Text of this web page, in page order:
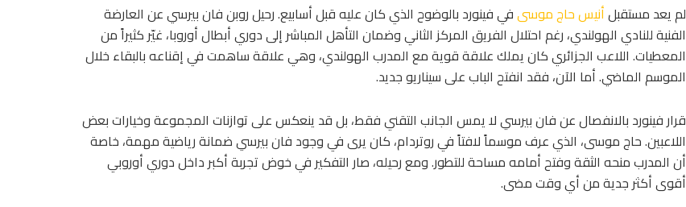
لم يعد مستقبلأنيس حاج موسىفي فينورد بالوضوح الذي كان عليه قبل أسابيع. رحيل روبن فان بيرسي عن العارضة
الفنية للنادي الهولندي، رغم احتلال الفريق المركز الثاني وضمان التأهل المباشر إلى دوري أبطال أوروبا، غيّر كثيراً من
المعطيات. اللاعب الجزائري كان يملك علاقة قوية مع المدرب الهولندي، وهي علاقة ساهمت في إقناعه بالبقاء خلال
الموسم الماضي. أما الآن، فقد انفتح الباب على سيناريو جديد.
قرار فينورد بالانفصال عن فان بيرسي لا يمس الجانب التقني فقط، بل قد ينعكس على توازنات المجموعة وخيارات بعض
اللاعبين. حاج موسى، الذي عرف موسماً لافتاً في روتردام، كان يرى في وجود فان بيرسي ضمانة رياضية مهمة، خاصة
أن المدرب منحه الثقة وفتح أمامه مساحة للتطور. ومع رحيله، صار التفكير في خوض تجربة أكبر داخل دوري أوروبي
أقوى أكثر جدية من أي وقت مضى.